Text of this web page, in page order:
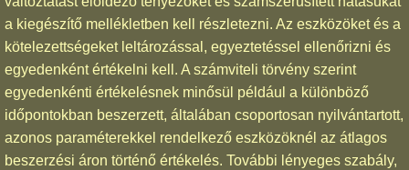
a kiegészítő mellékletben kell részletezni. Az eszközöket és a
kötelezettségeket leltározással, egyeztetéssel ellenőrizni és
egyedenként értékelni kell. A számviteli törvény szerint
egyedenkénti értékelésnek minősül például a különböző
időpontokban beszerzett, általában csoportosan nyilvántartott,
azonos paraméterekkel rendelkező eszközöknél az átlagos
beszerzési áron történő értékelés. További lényeges szabály,